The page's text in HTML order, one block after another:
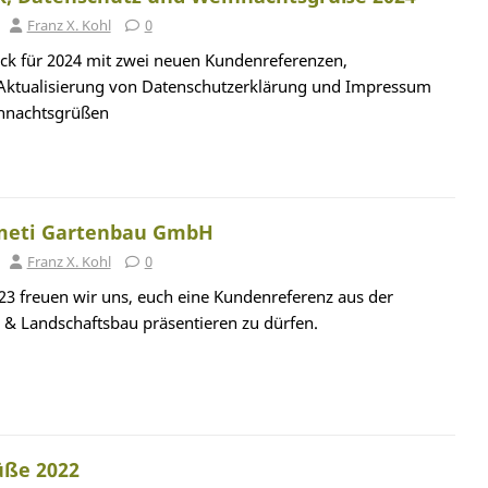
Franz X. Kohl 0
für 2024 mit zwei neuen Kundenreferenzen,
von Datenschutzerklärung und Impressum
Gartenbau GmbH
Franz X. Kohl 0
freuen wir uns, euch eine Kundenreferenz aus der
Landschaftsbau präsentieren zu dürfen.
2022